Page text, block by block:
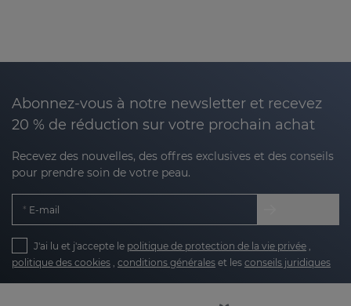
Abonnez-vous à notre newsletter et recevez
20 % de réduction sur votre prochain achat
Recevez des nouvelles, des offres exclusives et des conseils
pour prendre soin de votre peau.
E-mail
J'ai lu et j'accepte le politique de protection de la vie privée
politique des cookies conditions générales et les conseils juridiques